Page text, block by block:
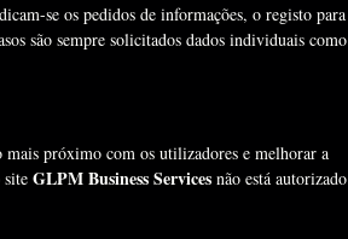
se os pedidos de informações, o registo para
são sempre solicitados dados individuais como
mais próximo com os utilizadores e melhorar a
site GLPM Business Services não está autorizado